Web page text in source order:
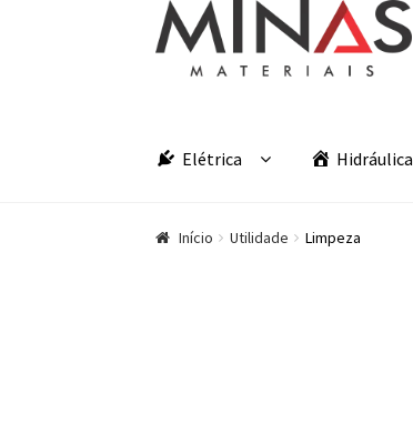
Pular para navegação
Pular para o conteúdo
Elétrica Hidráulica
Início Utilidade Limpeza